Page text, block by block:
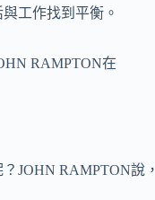
工作找到平衡。
RAMPTON在
JOHN RAMPTON說，